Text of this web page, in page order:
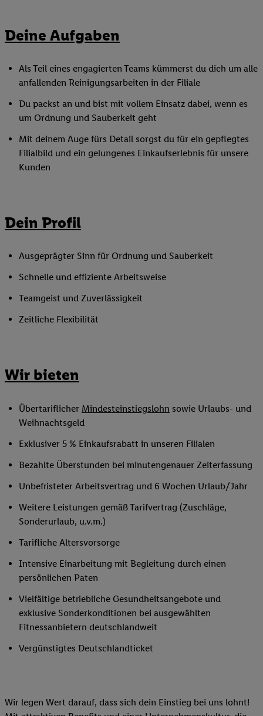
Deine Aufgaben
Als Teil eines engagierten Teams kümmerst du dich um alle
anfallenden Reinigungsarbeiten in der Filiale
Du packst an und bist mit vollem Einsatz dabei, wenn es
um Ordnung und Sauberkeit geht
Mit deinem Auge fürs Detail sorgst du für ein gepflegtes
Filialbild und ein gelungenes Einkaufserlebnis für unsere
Kunden
Dein Profil
Ausgeprägter Sinn für Ordnung und Sauberkeit
Schnelle und effiziente Arbeitsweise
Teamgeist und Zuverlässigkeit
Zeitliche Flexibilität
Wir bieten
Übertariflicher Mindesteinstiegslohn sowie Urlaubs- und
Weihnachtsgeld
Exklusiver 5 % Einkaufsrabatt in unseren Filialen
Bezahlte Überstunden bei minutengenauer Zeiterfassung
Unbefristeter Arbeitsvertrag und 6 Wochen Urlaub/Jahr
Weitere Leistungen gemäß Tarifvertrag (Zuschläge,
Sonderurlaub, u.v.m.)
Tarifliche Altersvorsorge
Intensive Einarbeitung mit Begleitung durch einen
persönlichen Paten
Vielfältige betriebliche Gesundheitsangebote und
exklusive Sonderkonditionen bei ausgewählten
Fitnessanbietern deutschlandweit
Vergünstigtes Deutschlandticket
Wir legen Wert darauf, dass sich dein Einstieg bei uns lohnt!